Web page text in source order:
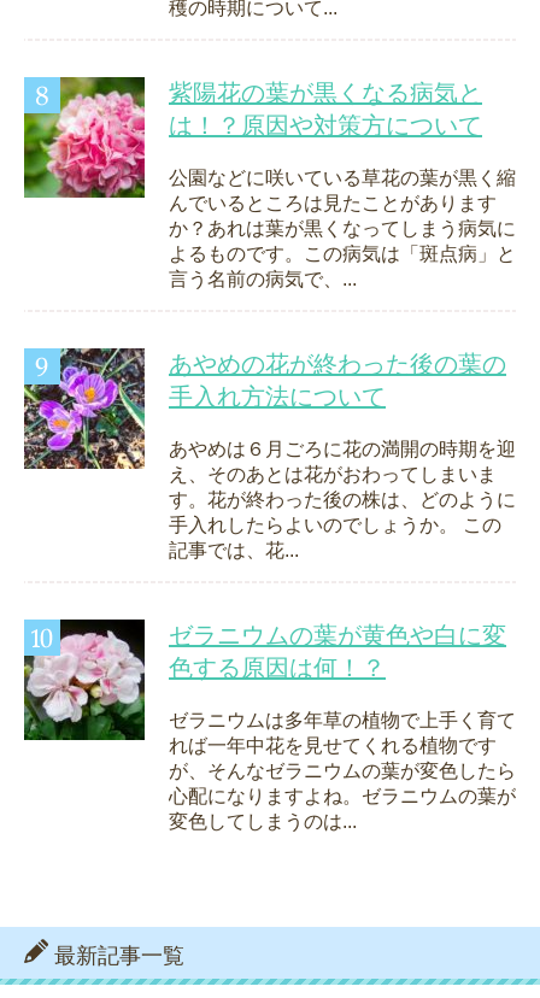
穫の時期について...
紫陽花の葉が黒くなる病気と
は！？原因や対策方について
公園などに咲いている草花の葉が黒く縮
んでいるところは見たことがあります
か？あれは葉が黒くなってしまう病気に
よるものです。この病気は「斑点病」と
言う名前の病気で、...
あやめの花が終わった後の葉の
手入れ方法について
あやめは６月ごろに花の満開の時期を迎
え、そのあとは花がおわってしまいま
す。花が終わった後の株は、どのように
手入れしたらよいのでしょうか。 この
記事では、花...
ゼラニウムの葉が黄色や白に変
色する原因は何！？
ゼラニウムは多年草の植物で上手く育て
れば一年中花を見せてくれる植物です
が、そんなゼラニウムの葉が変色したら
心配になりますよね。ゼラニウムの葉が
変色してしまうのは...
最新記事一覧